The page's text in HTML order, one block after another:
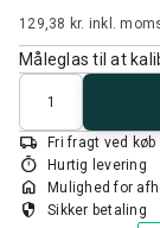
129,38 kr. inkl.
Måleglas til at
Antal
local_shipping Fri fragt ved køb
timer Hurtig levering
home Mulighed for
security Sikker betaling